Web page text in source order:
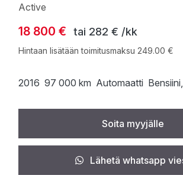
Active
18 800 € tai 282 € /kk
Hintaan lisätään toimitusmaksu 249.00 €
2016 97 000 km Automaatti Bensiini
Soita myyjälle
Lähetä whatsapp